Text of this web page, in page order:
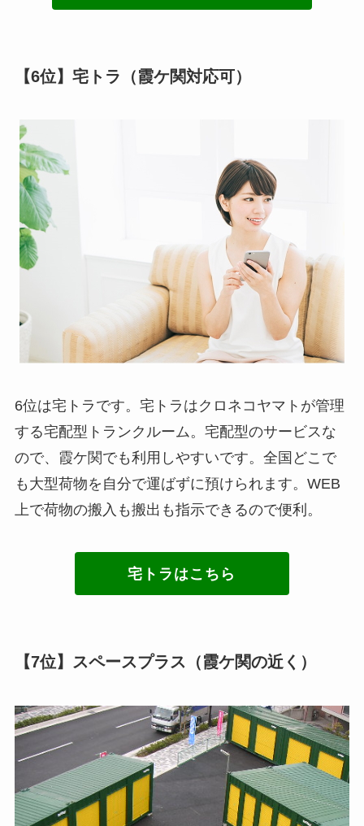
【6位】宅トラ（霞ケ関対応可）
6位は宅トラです。宅トラはクロネコヤマトが管理
する宅配型トランクルーム。宅配型のサービスな
ので、霞ケ関でも利用しやすいです。全国どこで
も大型荷物を自分で運ばずに預けられます。WEB
上で荷物の搬入も搬出も指示できるので便利。
宅トラはこちら
【7位】スペースプラス（霞ケ関の近く）